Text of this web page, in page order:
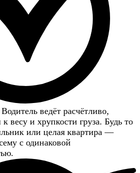
Водитель ведёт расчётливо,
весу и хрупкости груза. Будь то
или целая квартира —
с одинаковой